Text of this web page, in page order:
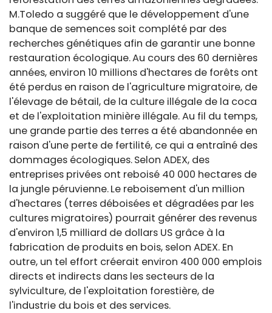
M.Toledo a suggéré que le développement d'une
banque de semences soit complété par des
recherches génétiques afin de garantir une bonne
restauration écologique.Au cours des 60 dernières
années, environ 10 millions d'hectares de forêts ont
été perdus en raison de l'agriculture migratoire, de
l'élevage de bétail, de la culture illégale de la coca
et de l'exploitation minière illégale. Au fil du temps,
une grande partie des terres a été abandonnée en
raison d'une perte de fertilité, ce qui a entraîné des
dommages écologiques.Selon ADEX, des
entreprises privées ont reboisé 40 000 hectares de
la jungle péruvienne.Le reboisement d'un million
d'hectares (terres déboisées et dégradées par les
cultures migratoires) pourrait générer des revenus
d'environ 1,5 milliard de dollars US grâce à la
fabrication de produits en bois, selon ADEX. En
outre, un tel effort créerait environ 400 000 emplois
directs et indirects dans les secteurs de la
sylviculture, de l'exploitation forestière, de
l'industrie du bois et des services.